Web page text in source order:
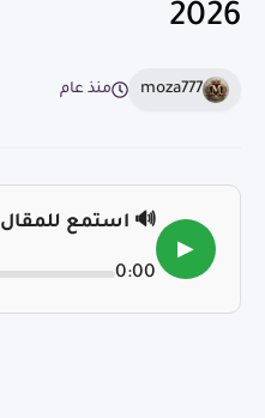
2026
moza777 منذ عام
▶
🔊 استمع للمقال
0:00